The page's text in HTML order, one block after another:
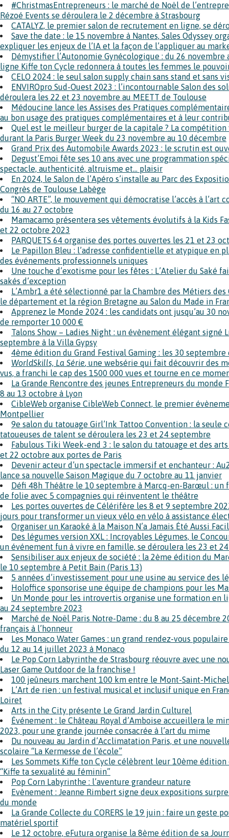
#ChristmasEntrepreneurs : le marché de Noël de
Rézoé Events se déroulera le 2 décembre à Strasbourg
CATALYZ, le premier salon de recrutement en ligne, se
Save the date : le 15 novembre à Nantes, Sales Odyssey
expliquer les enjeux de l’IA et la façon de l’appliquer au
Démystifier l’Autonomie Gynécologique : du 26 novembre
ligne Kiffe ton Cycle redonnera à toutes les femmes le
CELO 2024 : le seul salon supply chain sans stand et sans
ENVIROpro Sud-Ouest 2023 : l’incontournable Salon des
déroulera les 22 et 23 novembre au MEETT de Toulouse
Médoucine lance les Assises des Pratiques
au bon usage des pratiques complémentaires et à leur
Quel est le meilleur burger de la capitale ? La
durant la Paris Burger Week du 23 novembre au 10 décembre
Grand Prix des Automobile Awards 2023 : le scrutin est
Degust’Emoi fête ses 10 ans avec une programmation
spectacle, authenticité, altruisme et… plaisir
En 2024, le Salon de l’Apéro s’installe au Parc des
Congrès de Toulouse Labège
“NO ARTE”, le mouvement qui démocratise l’accès à l’art
du 16 au 27 octobre
Mamacamo présentera ses vêtements évolutifs à la Kids
et 22 octobre 2023
PARQUETS 64 organise des portes ouvertes les 21 et 23
Le Papillon Bleu : l’adresse confidentielle et atypique en
des événements professionnels uniques
Une touche d’exotisme pour les fêtes : L’Atelier du Saké
sakés d’exception
L’Ambr1 a été sélectionné par la Chambre des Métiers
le département et la région Bretagne au Salon du Made in
Apprenez le Monde 2024 : les candidats ont jusqu’au 30
de remporter 10 000 €
Talons Show – Ladies Night : un évènement élégant signé
septembre à la Villa Gypsy
4ème édition du Grand Festival Gaming : les 30
WorldSkills, La Série, une websérie qui fait découvrir des
vus, a franchi le cap des 1500 000 vues et tourne en ce
La Grande Rencontre des jeunes Entrepreneurs du monde
8 au 13 octobre à Lyon
CibleWeb organise CibleWeb Connect, le premier
Montpellier
9e salon du tatouage Girl’Ink Tattoo Convention : la seule
tatoueuses de talent se déroulera les 23 et 24 septembre
Fabulous Tiki Week-end 3 : le salon du tatouage et des
et 22 octobre aux portes de Paris
Devenir acteur d’un spectacle immersif et enchanteur :
lance sa nouvelle Saison Magique du 7 octobre au 11 janvier
Défi 48h Théâtre le 10 septembre à Marcq-en-Barœul :
de folie avec 5 compagnies qui réinventent le théâtre
Les portes ouvertes de Célérifère les 8 et 9 septembre
jours pour transformer un vieux vélo en vélo à assistance
Organiser un Karaoké à la Maison N’a Jamais Été Aussi
Des légumes version XXL : Incroyables Légumes, le
un événement fun à vivre en famille, se déroulera les 23 et
Sensibiliser aux enjeux de société : la 2ème édition du
le 10 septembre à Petit Bain (Paris 13)
5 années d’investissement pour une usine au service des
Holoffice sponsorise une équipe de champions pour les
Un Monde pour les introvertis organise une formation en
au 24 septembre 2023
Marché de Noël Paris Notre-Dame : du 8 au 25 décembre
français à l’honneur
Les Monaco Water Games : un grand rendez-vous
du 12 au 14 juillet 2023 à Monaco
Le Pop Corn Labyrinthe de Strasbourg réouvre avec une
Laser Game Outdoor de la franchise !
100 jeûneurs marchent 100 km entre le Mont-Saint-
L’Art de rien : un festival musical et inclusif unique en
Loiret
Arts in the City présente Le Grand Jardin Culturel
Événement : le Château Royal d’Amboise accueillera le
2023, pour une grande journée consacrée à l’art du mime
Du nouveau au Jardin d’Acclimatation Paris, et une
scolaire “La Kermesse de l’école”
Les Sommets Kiffe ton Cycle célèbrent leur 10ème
“Kiffe ta sexualité au féminin”
Pop Corn Labyrinthe : l’aventure grandeur nature
Evènement : Jeanne Rimbert signe deux expositions
du monde
La Grande Collecte du CORERS le 19 juin : faire un geste
matériel sportif
Le 12 octobre, eFutura organise la 8ème édition de sa